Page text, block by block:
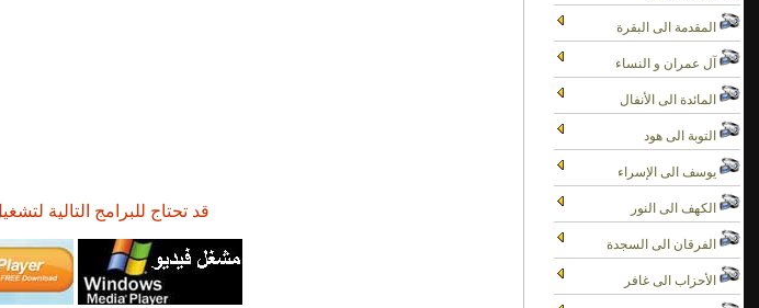
قد تحتاج للبرامج التالية
المقدمة الى البقرة
آل عمران و النساء
المائدة الى الأنفال
التوبة الى هود
يوسف الى الإسراء
الكهف الى النور
الفرقان الى السجدة
الأحزاب الى غافر